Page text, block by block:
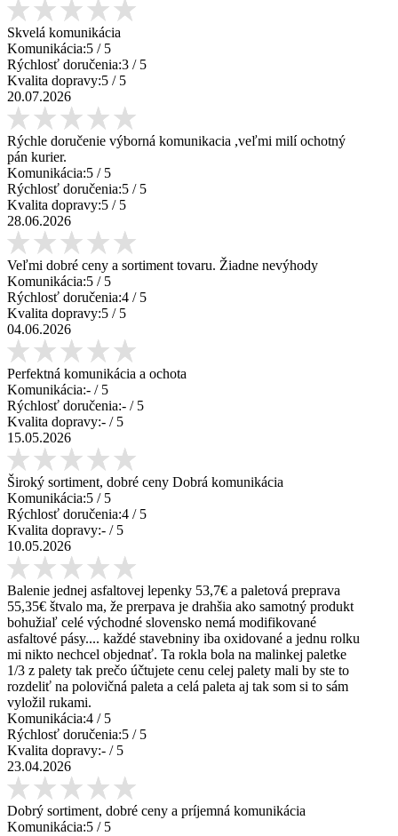
Skvelá komunikácia
Komunikácia:5 / 5
Rýchlosť doručenia:3 / 5
Kvalita dopravy:5 / 5
20.07.2026
Rýchle doručenie výborná komunikacia ,veľmi milí ochotný
pán kurier.
Komunikácia:5 / 5
Rýchlosť doručenia:5 / 5
Kvalita dopravy:5 / 5
28.06.2026
Veľmi dobré ceny a sortiment tovaru. Žiadne nevýhody
Komunikácia:5 / 5
Rýchlosť doručenia:4 / 5
Kvalita dopravy:5 / 5
04.06.2026
Perfektná komunikácia a ochota
Komunikácia:- / 5
Rýchlosť doručenia:- / 5
Kvalita dopravy:- / 5
15.05.2026
Široký sortiment, dobré ceny Dobrá komunikácia
Komunikácia:5 / 5
Rýchlosť doručenia:4 / 5
Kvalita dopravy:- / 5
10.05.2026
Balenie jednej asfaltovej lepenky 53,7€ a paletová preprava
55,35€ štvalo ma, že prerpava je drahšia ako samotný produkt
bohužiaľ celé východné slovensko nemá modifikované
asfaltové pásy.... každé stavebniny iba oxidované a jednu rolku
mi nikto nechcel objednať. Ta rokla bola na malinkej paletke
1/3 z palety tak prečo účtujete cenu celej palety mali by ste to
rozdeliť na polovičná paleta a celá paleta aj tak som si to sám
vyložil rukami.
Komunikácia:4 / 5
Rýchlosť doručenia:5 / 5
Kvalita dopravy:- / 5
23.04.2026
Dobrý sortiment, dobré ceny a príjemná komunikácia
Komunikácia:5 / 5